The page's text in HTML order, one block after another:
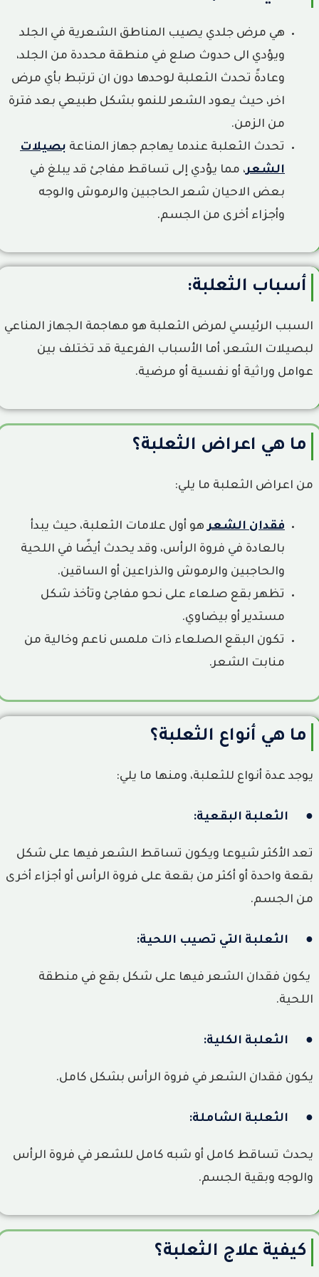
10 هل الثعلبة معدية​؟
كم مدة علاج الثعلبة؟
متى يجب زيارة الطبيب؟
أسئلة مكررة
متى تظهر نتائج زراعة الشعر؟ الدليل الكامل لمراحل نمو الشعر من
الأسبوع الأول حتى 12 شهرًا
لشد الوجه واللغد
هي مرض جلدي يصيب المناطق الشعرية في الجلد
ويؤدي الى حدوث صلع في منطقة محددة من الجلد،
وعادةً تحدث الثعلبة لوحدها دون ان ترتبط بأي مرض
اخر، حيث يعود الشعر للنمو بشكل طبيعي بعد فترة
من الزمن.
تحدث الثعلبة عندما يهاجم جهاز المناعة بصيلات
الشعر، مما يؤدي إلى تساقط مفاجئ قد يبلغ في
بعض الاحيان شعر الحاجبين والرموش والوجه
وأجزاء أخرى من الجسم.
أسباب الثعلبة:
السبب الرئيسي لمرض الثعلبة هو مهاجمة الجهاز المناعي
لبصيلات الشعر، أما الأسباب الفرعية قد تختلف بين
عوامل وراثية أو نفسية أو مرضية.
ما هي اعراض الثعلبة؟
من اعراض الثعلبة ما يلي:
فقدان الشعرهو أول علامات الثعلبة، حيث يبدأ
بالعادة في فروة الرأس، وقد يحدث أيضًا في اللحية
والحاجبين والرموش والذراعين أو الساقين.
تظهر بقع صلعاء على نحو مفاجئ وتأخذ شكل
مستدير أو بيضاوي.
تكون البقع الصلعاء ذات ملمس ناعم وخالية من
منابت الشعر.
ما هي أنواع الثعلبة؟
يوجد عدة أنواع للثعلبة، ومنها ما يلي:
● الثعلبة البقعية:
تعد الأكثر شيوعا ويكون تساقط الشعر فيها على شكل
بقعة واحدة أو أكثر من بقعة على فروة الرأس أو أجزاء أخرى
من الجسم.
● الثعلبة التي تصيب اللحية:
يكون فقدان الشعر فيها على شكل بقع في منطقة
اللحية.
● الثعلبة الكلية:
يكون فقدان الشعر في فروة الرأس بشكل كامل.
● الثعلبة الشاملة:
يحدث تساقط كامل أو شبه كامل للشعر في فروة الرأس
والوجه وبقية الجسم.
كيفية علاج الثعلبة؟